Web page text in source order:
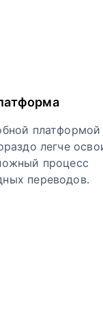
платформой
легче
процесс
переводов.